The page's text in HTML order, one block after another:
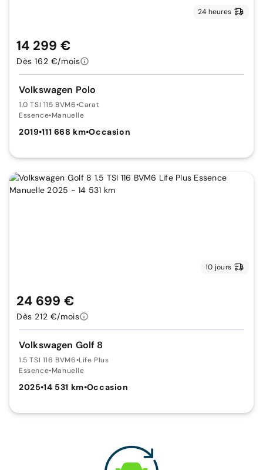
24 heures
Volkswagen Polo
1.0 TSI 115 BVM6•Carat
Essence•Manuelle
2019•111 668 km•Occasion
14 299 €
Dès 162 €/mois
10 jours
Volkswagen Golf 8
1.5 TSI 116 BVM6•Life Plus
Essence•Manuelle
2025•14 531 km•Occasion
24 699 €
Dès 212 €/mois